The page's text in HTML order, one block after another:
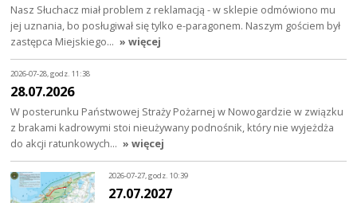
Nasz Słuchacz miał problem z reklamacją - w sklepie odmówiono mu
jej uznania, bo posługiwał się tylko e-paragonem. Naszym gościem był
zastępca Miejskiego… » więcej
2026-07-28, godz. 11:38
28.07.2026
W posterunku Państwowej Straży Pożarnej w Nowogardzie w związku
z brakami kadrowymi stoi nieużywany podnośnik, który nie wyjeżdża
do akcji ratunkowych… » więcej
2026-07-27, godz. 10:39
27.07.2027